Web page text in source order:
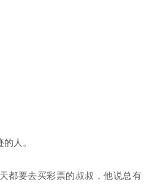
人。
都要去买彩票的叔叔，他说总有